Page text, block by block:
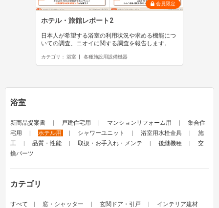
会員限定
ホテル・旅館レポート2
日本人が希望する浴室の利用状況や求める機能につ
いての調査、ニオイに関する調査を報告します。
カテゴリ： 浴室 各種施設用設備機器
浴室
新商品提案書 戸建住宅用 マンションリフォーム用
集合住
宅用
ホテル用 シャワーユニット 浴室用水栓金具
施
工
品質・性能 取扱・お手入れ・メンテ 後継機種
交
換パーツ
カテゴリ
すべて 窓・シャッター 玄関ドア・引戸
インテリア建材